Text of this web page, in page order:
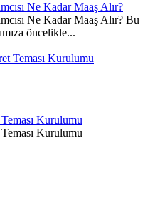
Ne Kadar Maaş Alır?
Ne Kadar Maaş Alır? Bu
öncelikle...
Kurulumu
Kurulumu